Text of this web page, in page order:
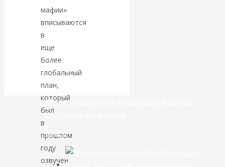
банковской
сфере России
уже начался
мафии»
вписываются
в
еще
более
глобальный
план,
который
был
в
прошлом
году
озвучен
Место продажи книг председателя РЭОШ
Валентина Катасонова
Видео